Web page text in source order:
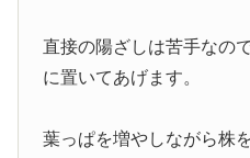
直接の陽ざしは苦手なの
に置いてあげます。
葉っぱを増やしながら株